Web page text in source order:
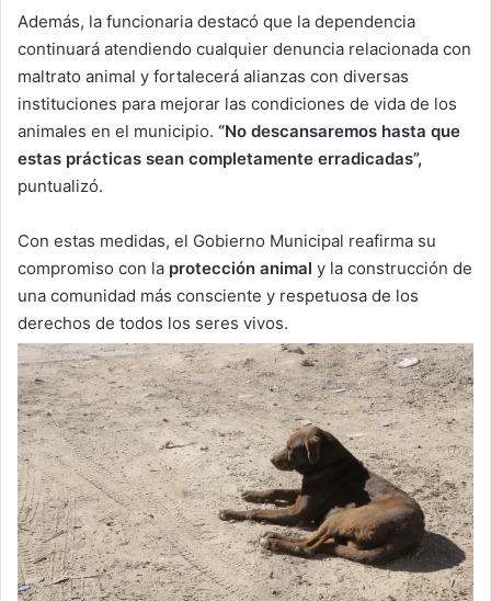
Además, la funcionaria destacó que la dependencia
continuará atendiendo cualquier denuncia relacionada con
maltrato animal y fortalecerá alianzas con diversas
instituciones para mejorar las condiciones de vida de los
animales en el municipio. “No descansaremos hasta que
estas prácticas sean completamente erradicadas”,
puntualizó.
Con estas medidas, el Gobierno Municipal reafirma su
compromiso con la protección animal y la construcción de
una comunidad más consciente y respetuosa de los
derechos de todos los seres vivos.